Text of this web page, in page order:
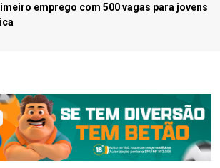
emprego com 500 vagas para jovens